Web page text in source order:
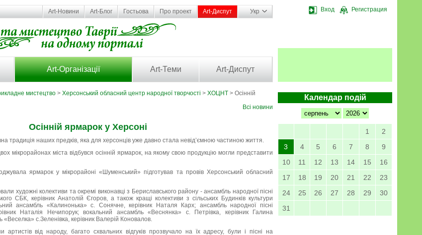
Вход Регистрация
Art-Новини Art-Блог Гостьова Про проект Art-Диспут Укр
Art-Організації Art-Теми Art-Диспут
Календар подій
1
2
3
4 5 6 7 8
9
10
11 12 13 14 15
16
17
18 19 20 21 22
23
24
25 26 27 28 29
30
31
мистецтво > Херсонський обласний центр народної творчості > ХОЦНТ > Осінній
Всі новини
Осінній ярмарок у Херсоні
традиція наших предків, яка для херсонців уже давно стала невід’ємною частиною життя.
мікрорайонах міста відбувся осінній ярмарок, на якому свою продукцію могли представити
ярмарок у мікрорайоні «Шуменський» підготував та провів Херсонський обласний
художні колективи та окремі виконавці з Бериславського району - ансамбль народної пісні
СБК, керівник Анатолій Єгоров, а також кращі колективи з сільських Будинків культури
ансамбль «Калинонька» с. Сонячне, керівник Наталя Карх; ансамбль народної пісні
Наталія Нечипорук; вокальний ансамбль «Веснянка» с. Петрівка, керівник Галина
с.Зеленівка, керівник Валерій Коновалов.
артистів від народу, багато схвальних відгуків прозвучало на їх адресу, були і пісні на